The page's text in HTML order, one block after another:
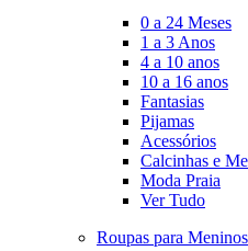
0 a 24 Meses
1 a 3 Anos
4 a 10 anos
10 a 16 anos
Fantasias
Pijamas
Acessórios
Calcinhas e
Moda Praia
Ver Tudo
Roupas para Meninos